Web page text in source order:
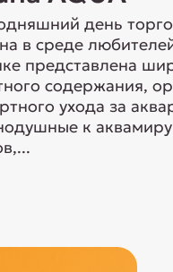
день
в среде
представлена
содержания,
ухода за
к